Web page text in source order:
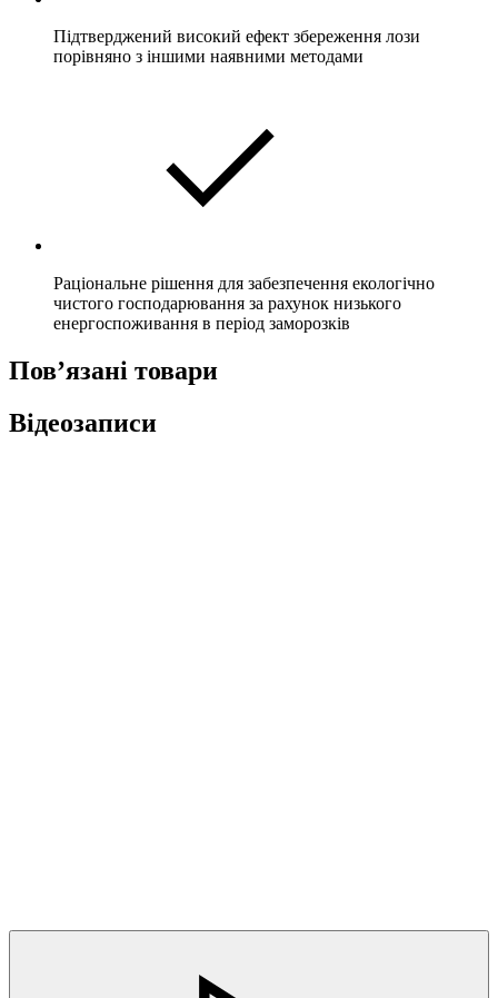
Підтверджений високий ефект збереження лози
порівняно з іншими наявними методами​
Раціональне рішення для забезпечення екологічно
чистого господарювання за рахунок низького
енергоспоживання в період заморозків
Пов’язані товари
Відеозаписи